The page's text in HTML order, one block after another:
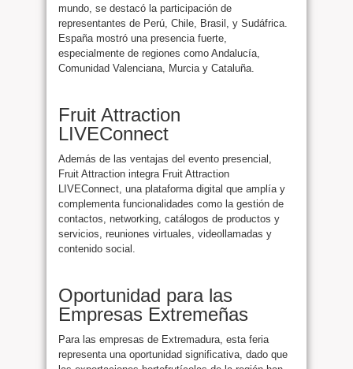
mundo, se destacó la participación de
representantes de Perú, Chile, Brasil, y Sudáfrica.
España mostró una presencia fuerte,
especialmente de regiones como Andalucía,
Comunidad Valenciana, Murcia y Cataluña.
Fruit Attraction
LIVEConnect
Además de las ventajas del evento presencial,
Fruit Attraction integra Fruit Attraction
LIVEConnect, una plataforma digital que amplía y
complementa funcionalidades como la gestión de
contactos, networking, catálogos de productos y
servicios, reuniones virtuales, videollamadas y
contenido social.
Oportunidad para las
Empresas Extremeñas
Para las empresas de Extremadura, esta feria
representa una oportunidad significativa, dado que